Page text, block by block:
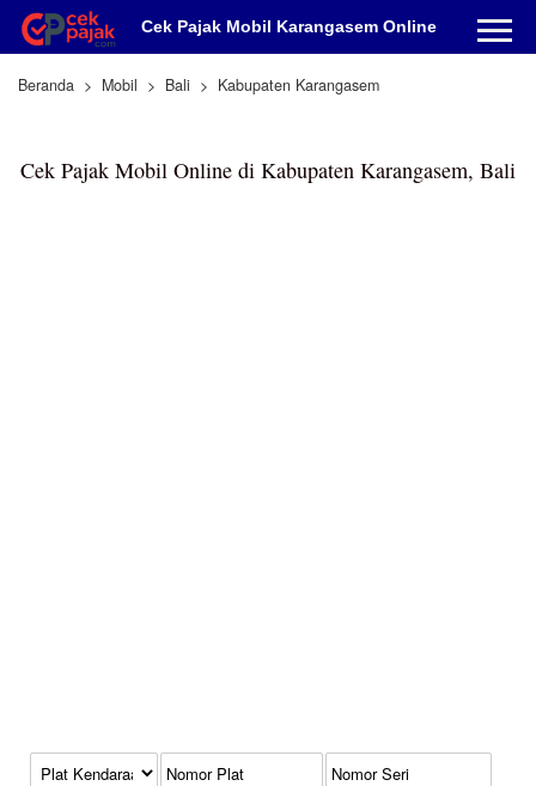
Cek Pajak Mobil Karangasem Online
Beranda Mobil Bali Kabupaten Karangasem
Cek Pajak Mobil Online di Kabupaten Karangasem, Bali
Kode Plat Kendaraan